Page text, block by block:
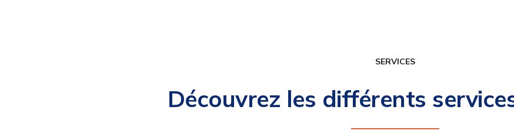
SERVICES
Découvrez les différents